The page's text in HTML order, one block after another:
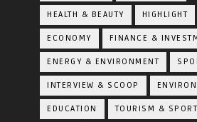
HEALTH & BEAUTY HIGHLIGHT
ECONOMY FINANCE &
ENERGY & ENVIRONMENT
INTERVIEW & SCOOP
EDUCATION TOURISM & SPORT